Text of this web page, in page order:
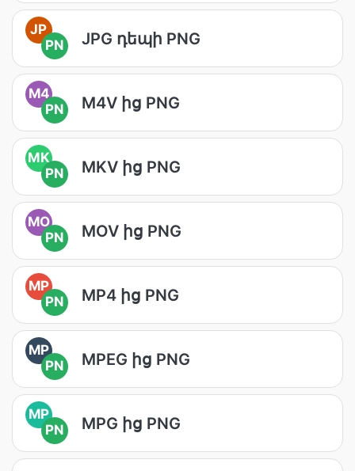
JP
PN
JPG դեպի PNG
M4
PN
M4V ից PNG
MK
PN
MKV ից PNG
MO
PN
MOV ից PNG
MP
PN
MP4 ից PNG
MP
PN
MPEG ից PNG
MP
PN
MPG ից PNG